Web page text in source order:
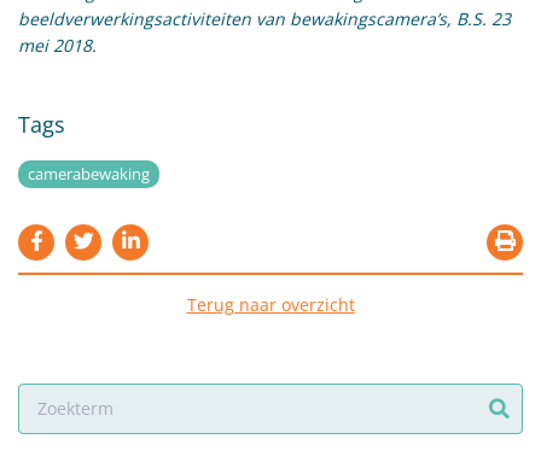
beeldverwerkingsactiviteiten van bewakingscamera’s, B.S. 23
mei 2018.
Tags
camerabewaking
Terug naar overzicht